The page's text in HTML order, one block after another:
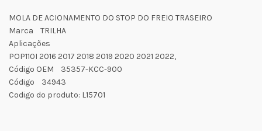
MOLA DE ACIONAMENTO DO STOP DO FREIO TRASEIRO
Marca TRILHA
Aplicações
POP110I 2016 2017 2018 2019 2020 2021 2022,
Código OEM 35357-KCC-900
Código 34943
Codigo do produto: L15701